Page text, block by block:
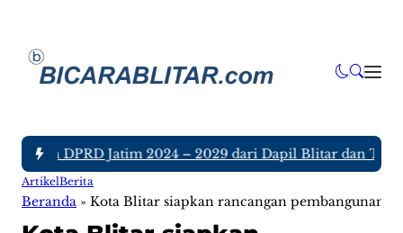
DPRD Jatim 2024 – 2029 dari Dapil Blitar dan
ArtikelBerita
Beranda » Kota Blitar siapkan rancangan pembangunan